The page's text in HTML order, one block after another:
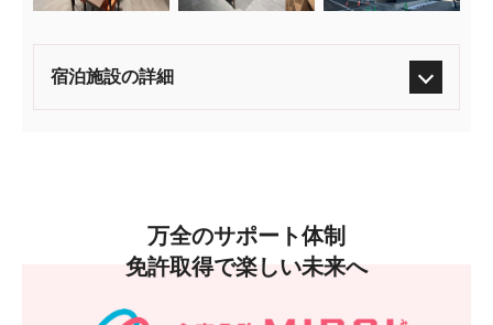
宿泊施設の詳細
万全のサポート体制
免許取得で楽しい未来へ